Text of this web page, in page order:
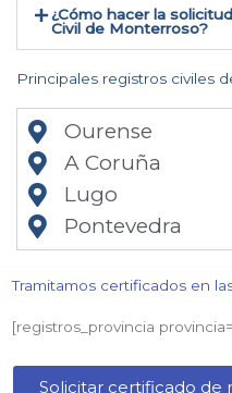
¿Cómo hacer la
Civil de Monterroso​?
Principales registros civiles
Ourense
A Coruña
Lugo
Pontevedra
Tramitamos certificados en
[registros_provincia
Solicitar certificado de